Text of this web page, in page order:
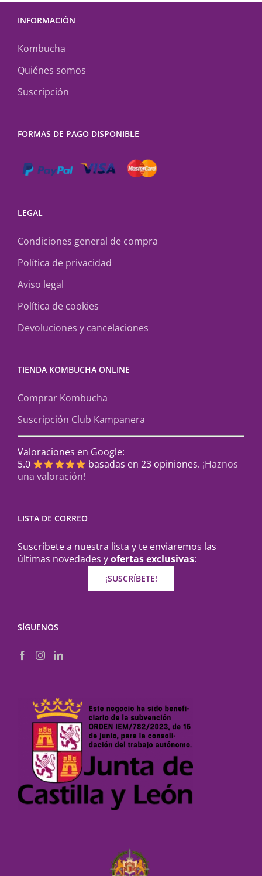
INFORMACIÓN
Kombucha
Quiénes somos
Suscripción
FORMAS DE PAGO DISPONIBLE
LEGAL
Condiciones general de compra
Política de privacidad
Aviso legal
Política de cookies
Devoluciones y cancelaciones
TIENDA KOMBUCHA ONLINE
Comprar Kombucha
Suscripción Club Kampanera
Valoraciones en Google:
5.0
basadas en 23 opiniones. ¡Haznos
una valoración!
LISTA DE CORREO
Suscríbete a nuestra lista y te enviaremos las
últimas novedades yofertas exclusivas:
¡SUSCRÍBETE!
SÍGUENOS